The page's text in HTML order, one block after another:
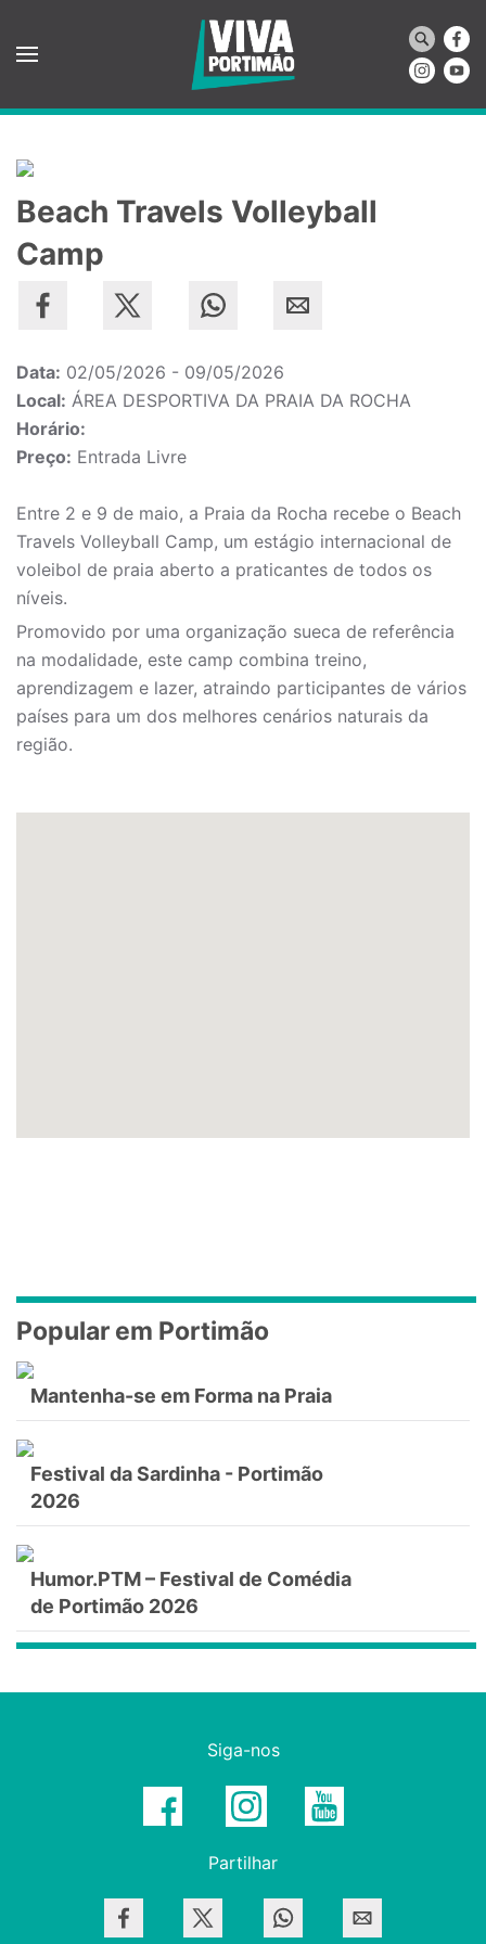
Saltar para o conteúdo principal
Beach Travels Volleyball
Camp
Data: 02/05/2026 - 09/05/2026
Local: ÁREA DESPORTIVA DA PRAIA DA ROCHA
Horário:
Preço: Entrada Livre
Entre 2 e 9 de maio, a Praia da Rocha recebe o Beach
Travels Volleyball Camp, um estágio internacional de
voleibol de praia aberto a praticantes de todos os
níveis.
Promovido por uma organização sueca de referência
na modalidade, este camp combina treino,
aprendizagem e lazer, atraindo participantes de vários
países para um dos melhores cenários naturais da
região.
Popular em Portimão
Mantenha-se em Forma na Praia
Festival da Sardinha - Portimão
2026
Humor.PTM – Festival de Comédia
de Portimão 2026
Siga-nos
Partilhar